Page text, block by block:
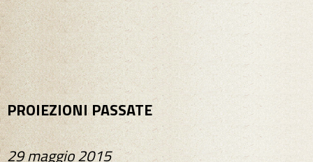
PROIEZIONI PASSATE
29 maggio 2015